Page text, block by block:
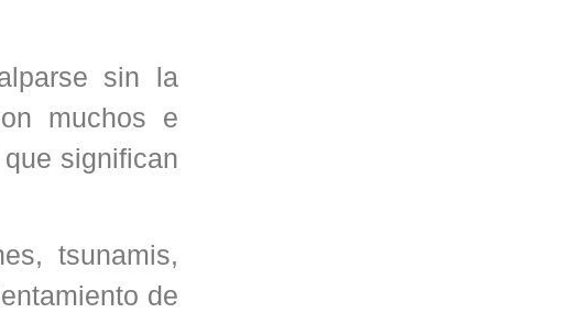
sin la
muchos e
significan
tsunamis,
de